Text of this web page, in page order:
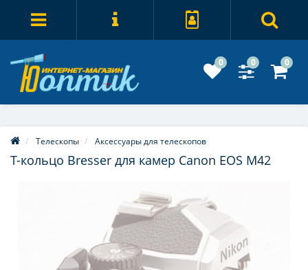
0 0 0
Телескопы Аксессуары для телескопов
Т-кольцо Bresser для камер Canon EOS M42